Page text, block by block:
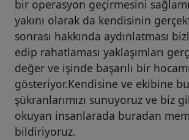
bir operasyon geçirmesini
yakını olarak da kendisinin
sonrası hakkında aydınlatması
edip rahatlaması yaklaşımları
değer ve işinde başarılı bir
gösteriyor.Kendisine ve ekibine
şükranlarımızı sunuyoruz ve biz
okuyan insanlarada buradan
bildiriyoruz.